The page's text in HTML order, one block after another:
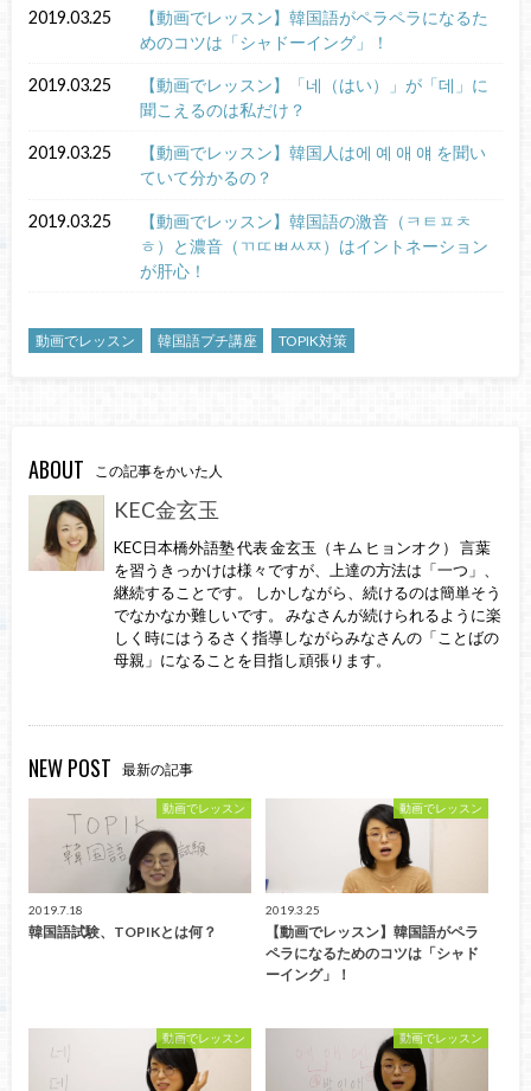
2019.03.25
【動画でレッスン】韓国語がペラペラになるた
めのコツは「シャドーイング」！
2019.03.25
【動画でレッスン】「네（はい）」が「데」に
聞こえるのは私だけ？
2019.03.25
【動画でレッスン】韓国人は에 예 애 얘 を聞い
ていて分かるの？
2019.03.25
【動画でレッスン】韓国語の激音（ㅋㅌㅍㅊ
ㅎ）と濃音（ㄲㄸㅃㅆㅉ）はイントネーション
が肝心！
動画でレッスン 韓国語プチ講座 TOPIK対策
ABOUT この記事をかいた人
KEC金玄玉
KEC日本橋外語塾 代表 金玄玉（キム ヒョンオク） 言葉
を習うきっかけは様々ですが、上達の方法は「一つ」、
継続することです。 しかしながら、続けるのは簡単そう
でなかなか難しいです。 みなさんが続けられるように楽
しく時にはうるさく指導しながらみなさんの「ことばの
母親」になることを目指し頑張ります。
NEW POST 最新の記事
動画でレッスン
2019.7.18
韓国語試験、TOPIKとは何？
動画でレッスン
2019.3.25
【動画でレッスン】韓国語がペラ
ペラになるためのコツは「シャド
ーイング」！
動画でレッスン 動画でレッスン